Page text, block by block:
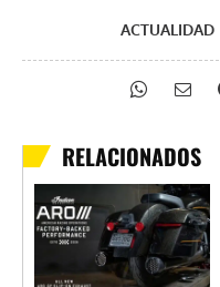
ACTUALIDAD
RELACIONADOS